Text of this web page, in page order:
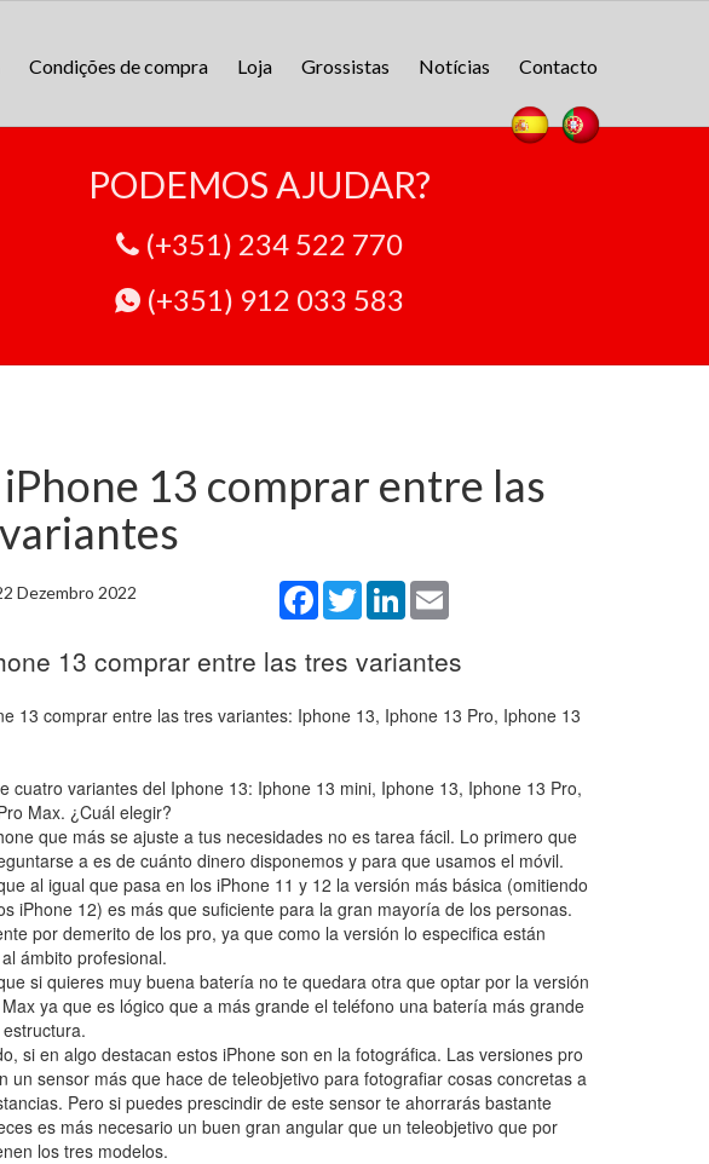
Condições de compra Loja Grossistas Notícias Contacto
PODEMOS AJUDAR?
(+351) 234 522 770
(+351) 912 033 583
13 comprar entre las
Dezembro 2022 FacebookTwitterLinkedIn
13 comprar entre las tres variantes
13 comprar entre las tres variantes: Iphone 13, Iphone 13 Pro, Iphone 13
cuatro variantes del Iphone 13: Iphone 13 mini, Iphone 13, Iphone 13 Pro,
Max. ¿Cuál elegir?
que más se ajuste a tus necesidades no es tarea fácil. Lo primero que
a es de cuánto dinero disponemos y para que usamos el móvil.
al igual que pasa en los iPhone 11 y 12 la versión más básica (omitiendo
iPhone 12) es más que suficiente para la gran mayoría de los personas.
por demerito de los pro, ya que como la versión lo especifica están
ámbito profesional.
si quieres muy buena batería no te quedara otra que optar por la versión
ya que es lógico que a más grande el teléfono una batería más grande
si en algo destacan estos iPhone son en la fotográfica. Las versiones pro
un sensor más que hace de teleobjetivo para fotografiar cosas concretas a
Pero si puedes prescindir de este sensor te ahorrarás bastante
es más necesario un buen gran angular que un teleobjetivo que por
los tres modelos.